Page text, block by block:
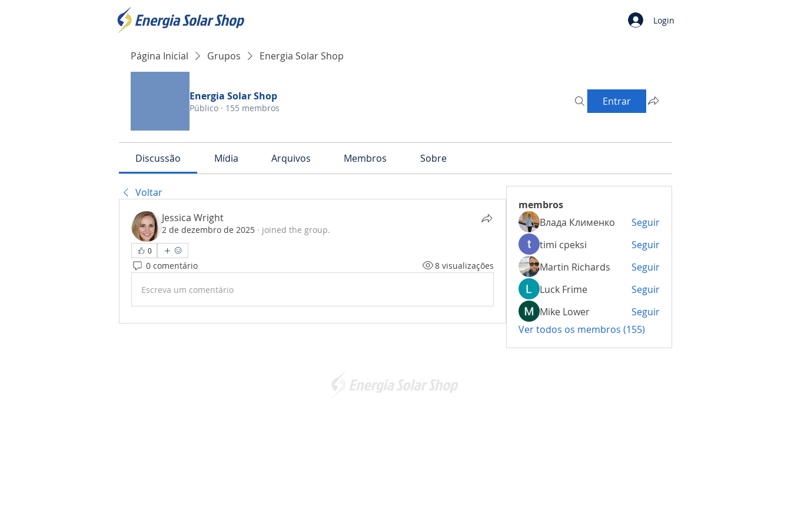
Login
Página Inicial Grupos Energia Solar Shop
Energia Solar Shop
Público · 155 membros Entrar
Discussão Mídia Arquivos Membros Sobre
Voltar
Jessica Wright
2 de dezembro de 2025 · joined the group.
0
0 comentário 8 visualizações
Escreva um comentário
membros
Влада Клименко
Seguir
timi cpeksi
Seguir
Martin Richards
Seguir
Luck Frime
Seguir
Mike Lower
Seguir
Ver todos os membros (155)